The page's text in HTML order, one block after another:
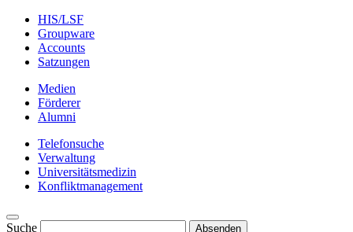
HIS/LSF
Groupware
Accounts
Satzungen
Medien
Förderer
Alumni
Telefonsuche
Verwaltung
Universitätsmedizin
Konfliktmanagement
Suche Absenden